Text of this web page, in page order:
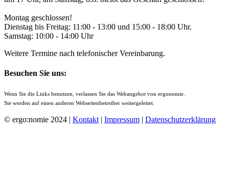
Montag geschlossen!
Dienstag bis Freitag: 11:00 - 13:00 und 15:00 - 18:00 Uhr.
Samstag: 10:00 - 14:00 Uhr
Weitere Termine nach telefonischer Vereinbarung.
Besuchen Sie uns:
Wenn Sie die Links benutzen, verlassen Sie das Webangebot von ergonomie.
Sie werden auf einen anderen Webseitenbetreiber weitergeleitet.
© ergo:nomie 2024 | Kontakt | Impressum | Datenschutzerklärung